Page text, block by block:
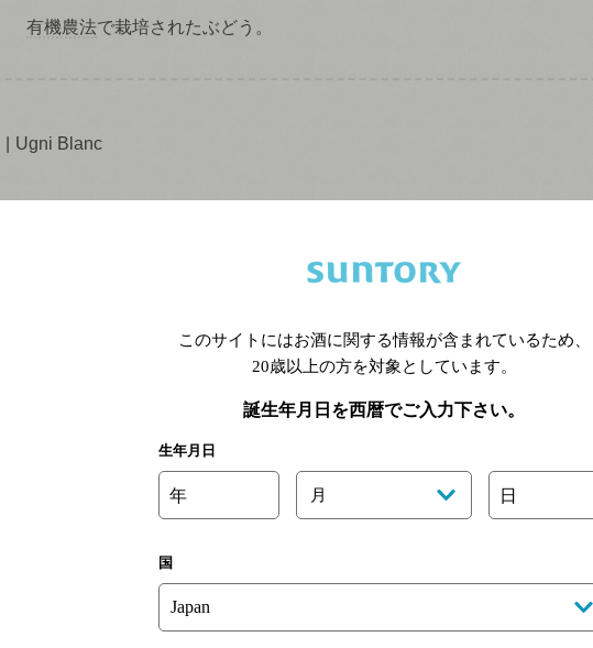
有機農法で栽培されたぶどう。
Ugni Blanc
はじめとするブランデーの原料となっている。高い酸味が特徴の品種
用にも利用されている。
このサイトにはお酒に関する情報が含まれているため、
20歳以上の方を対象としています。
誕生年月日を西暦でご入力下さい。
生年月日
年 月 日
国